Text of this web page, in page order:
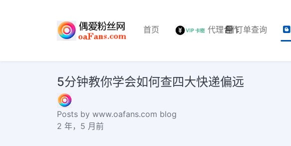
首页 代理合作订单查询
5分钟教你学会如何查四大快递偏远
Posts by www.oafans.com blog
2 年，5 月前